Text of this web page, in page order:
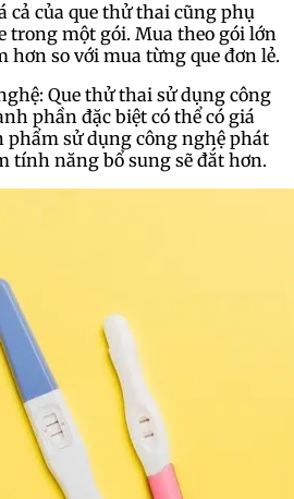
cả của que thử thai cũng phụ
trong một gói. Mua theo gói lớn
hơn so với mua từng que đơn lẻ.
Que thử thai sử dụng công
phần đặc biệt có thể có giá
phẩm sử dụng công nghệ phát
tính năng bổ sung sẽ đắt hơn.